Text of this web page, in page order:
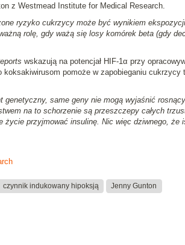
z Westmead Institute for Medical Research.
ryzyko cukrzycy może być wynikiem
rolę, gdy ważą się losy komórek beta(gdy
wskazują na potencjał HIF-1α przy
pomoże w zapobieganiu cukrzycy
same geny nie mogą wyjaśnić
na to schorzenie są przeszczepy całych
życie przyjmować insulinę. Nic więc dziwnego, że
czynnik indukowany hipoksją Jenny Gunton